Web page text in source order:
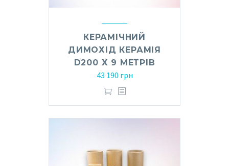
КЕРАМІЧНИЙ
ДИМОХІД КЕРАМІЯ
D200 Х 9 МЕТРІВ
43 190 грн